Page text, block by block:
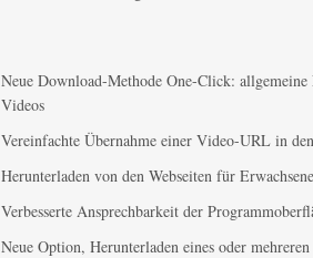
Neue Download-Methode One-Click:
Videos
Vereinfachte Übernahme einer Video-URL in
Herunterladen von den Webseiten für
Verbesserte Ansprechbarkeit der
Neue Option, Herunterladen eines oder